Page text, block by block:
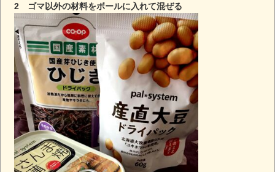
2 ゴマ以外の材料をボールに入れて混ぜる